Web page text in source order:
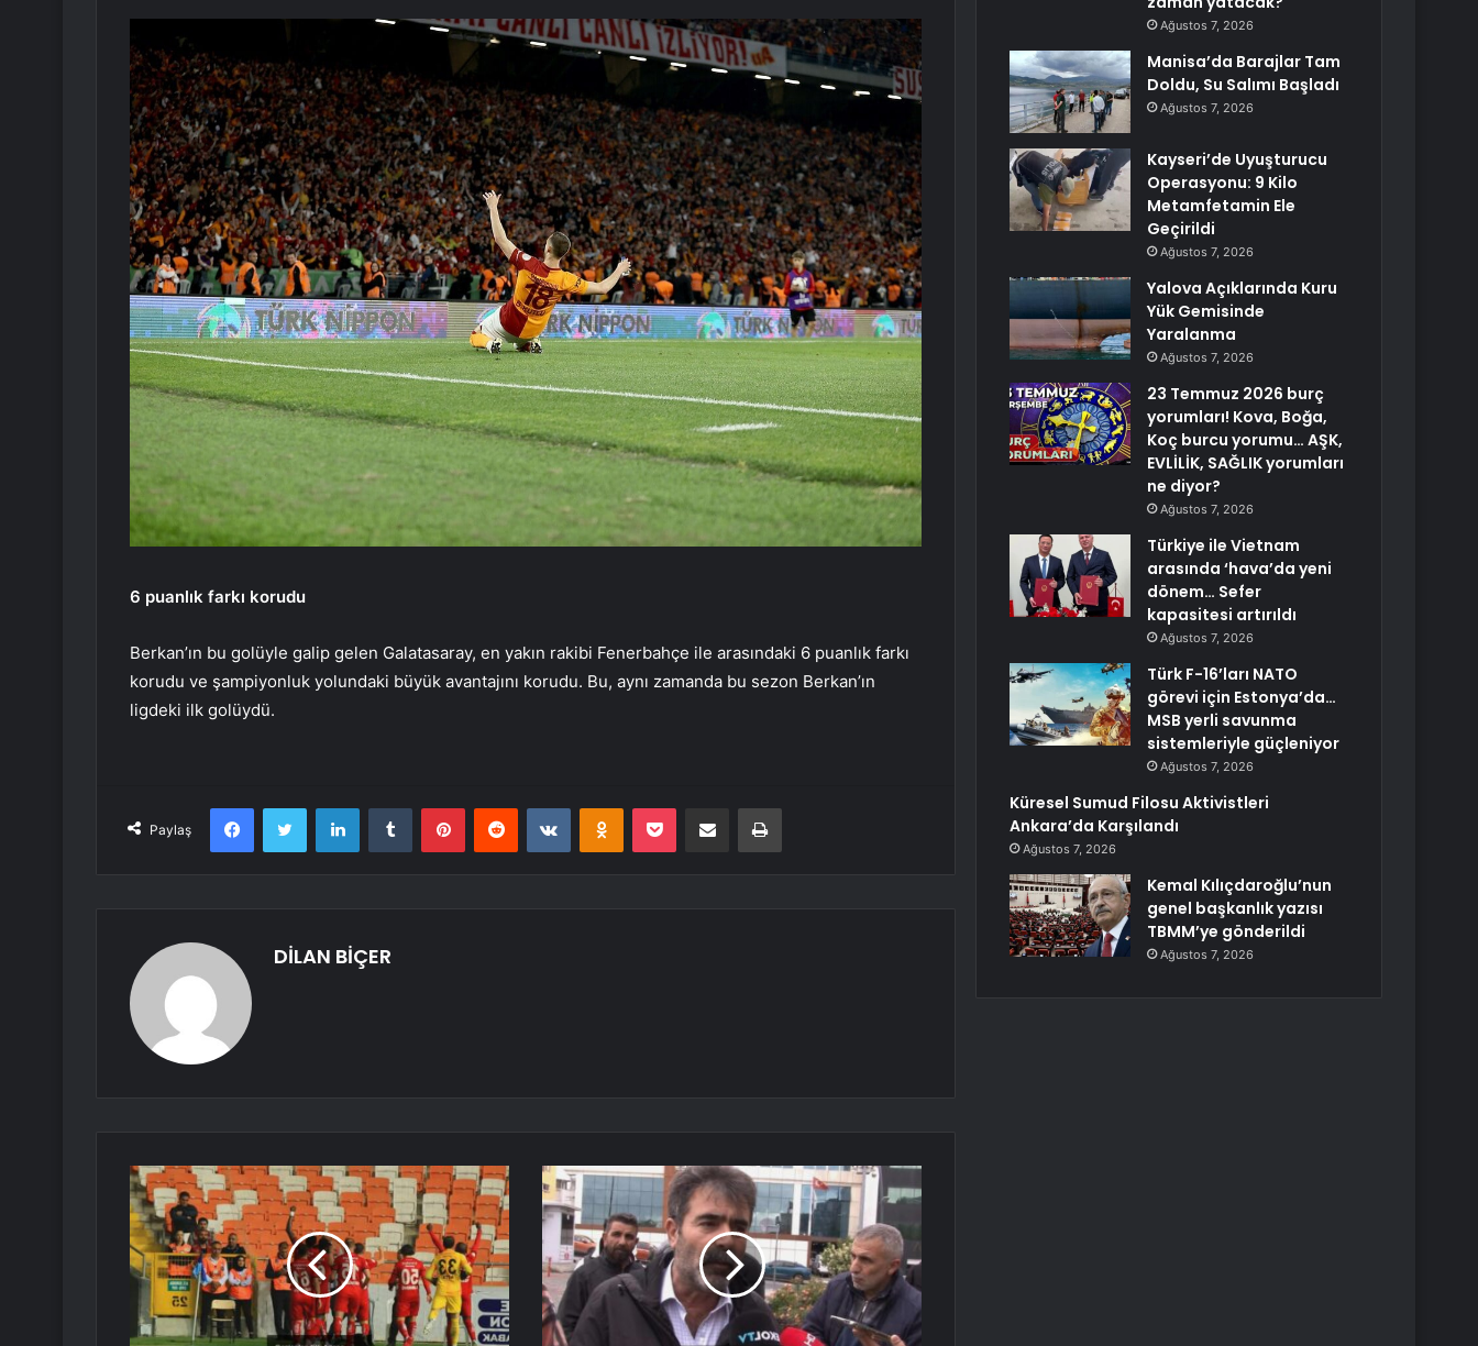
6 puanlık farkı korudu
Berkan’ın bu golüyle galip gelen Galatasaray, en yakın rakibi Fenerbahçe ile arasındaki 6 puanlık farkı
korudu ve şampiyonluk yolundaki büyük avantajını korudu. Bu, aynı zamanda bu sezon Berkan’ın
ligdeki ilk golüydü.
Paylaş
FacebookTwitter LinkedInTumblr PinterestReddit VKontakteOdnoklassniki
Pocket E-Posta ile paylaş Yazdır
DİLAN BİÇER
Ağustos 7, 2026
Manisa’da Barajlar Tam
Doldu, Su Salımı Başladı
Ağustos 7, 2026
Kayseri’de Uyuşturucu
Operasyonu: 9 Kilo
Metamfetamin Ele
Geçirildi
Ağustos 7, 2026
Yalova Açıklarında Kuru
Yük Gemisinde
Yaralanma
Ağustos 7, 2026
23 Temmuz 2026 burç
yorumları! Kova, Boğa,
Koç burcu yorumu… AŞK,
EVLİLİK, SAĞLIK yorumları
ne diyor?
Ağustos 7, 2026
Türkiye ile Vietnam
arasında ‘hava’da yeni
dönem… Sefer
kapasitesi artırıldı
Ağustos 7, 2026
Türk F-16’ları NATO
görevi için Estonya’da…
MSB yerli savunma
sistemleriyle güçleniyor
Ağustos 7, 2026
Küresel Sumud Filosu Aktivistleri
Ankara’da Karşılandı
Ağustos 7, 2026
Kemal Kılıçdaroğlu’nun
genel başkanlık yazısı
TBMM’ye gönderildi
Ağustos 7, 2026